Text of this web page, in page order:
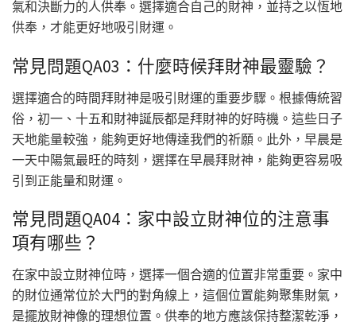
氣和決斷力的人供奉。選擇適合自己的財神，並持之以恆地
供奉，才能更好地吸引財運。
常見問題QA03：什麼時候拜財神最靈驗？
選擇適合的時間拜財神是吸引財運的重要步驟。根據傳統習
俗，初一、十五和財神誕辰都是拜財神的好時機。這些日子
天地能量較強，能夠更好地傳達我們的祈願。此外，早晨是
一天中陽氣最旺的時刻，選擇在早晨拜財神，能夠更容易吸
引到正能量和財運。
常見問題QA04：家中設立財神位的注意事
項有哪些？
在家中設立財神位時，選擇一個合適的位置非常重要。家中
的財位通常位於大門的對角線上，這個位置能夠聚集財氣，
是擺放財神像的理想位置。供奉的地方應該保持整潔乾淨，